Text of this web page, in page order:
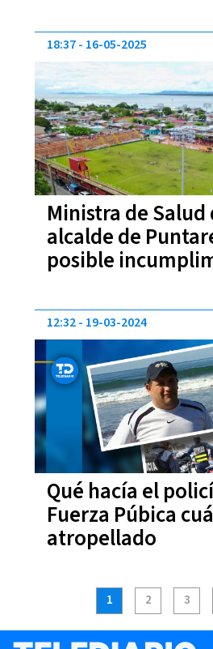
Ministra de
alcalde de
posible
Pérez
18:37 16-05-2025
Qué hacía el
Fuerza Púbica
atropellado
12:32 19-03-2024
1 2 3